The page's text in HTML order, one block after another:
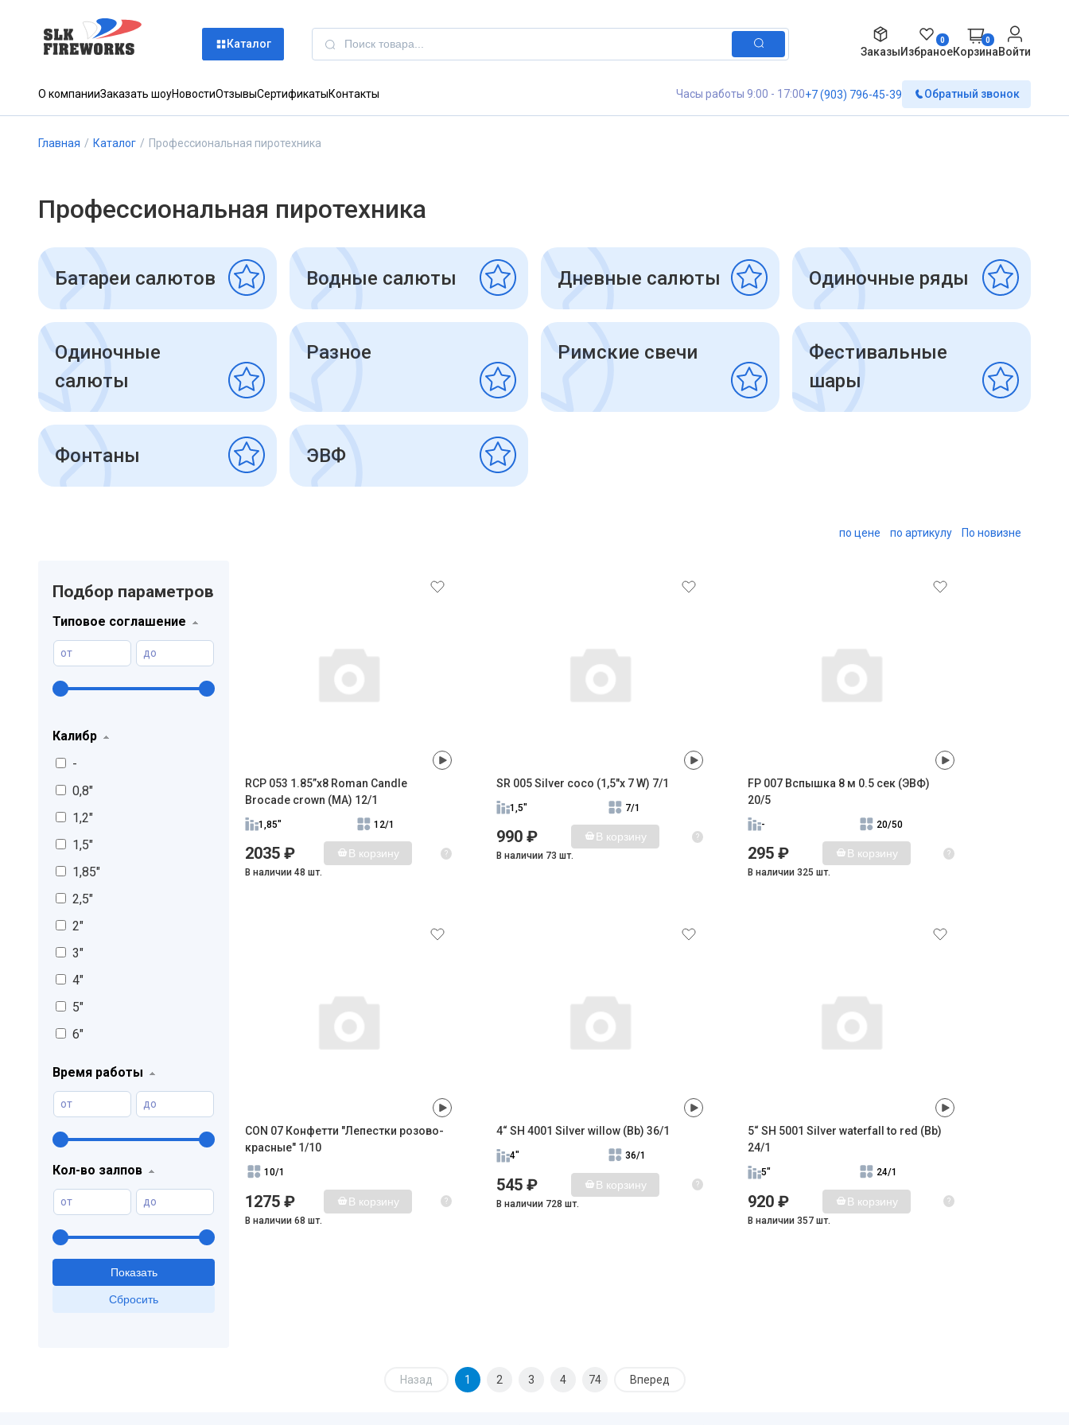
Каталог
ЗаказыИзбраное
0
Корзина
0
Войти
О компанииЗаказать шоуНовостиОтзывыСертификатыКонтакты Часы работы 9:00 - 17:00+7 (903) 796-45-39 Обратный звонок
Главная / Каталог / Профессиональная пиротехника
Профессиональная пиротехника
Батареи салютов Водные салюты Дневные салюты Одиночные ряды
Одиночные
салюты
Разное Римские свечи
Фестивальные
шары
Фонтаны ЭВФ
по цене по артикулу По новизне
Подбор параметров
Типовое соглашение
от до
Калибр
-
0,8"
1,2"
1,5"
1,85"
2,5"
2"
3"
4"
5"
6"
Время работы
от до
Кол-во залпов
от до
RCP 053 1.85”x8 Roman Candle
Brocade crown (MA) 12/1
1,85" 12/1
2035 ₽ В корзину ?
В наличии 48 шт.
SR 005 Silver coco (1,5"x 7 W) 7/1
1,5" 7/1
990 ₽ В корзину ?
В наличии 73 шт.
FP 007 Вспышка 8 м 0.5 сек (ЭВФ)
20/5
- 20/50
295 ₽ В корзину ?
В наличии 325 шт.
CON 07 Конфетти "Лепестки розово-
красные" 1/10
10/1
1275 ₽ В корзину ?
В наличии 68 шт.
4“ SH 4001 Silver willow (Bb) 36/1
4" 36/1
545 ₽ В корзину ?
В наличии 728 шт.
5“ SH 5001 Silver waterfall to red (Bb)
24/1
5" 24/1
920 ₽ В корзину ?
В наличии 357 шт.
Назад 1 2 3 4 74 Вперед